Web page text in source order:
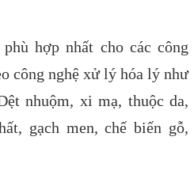
hợp nhất cho các công
công nghệ xử lý hóa lý như
nhuộm, xi mạ, thuộc da,
gạch men, chế biến gỗ,